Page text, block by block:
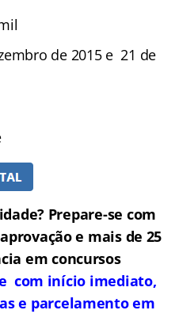
de 2015 e 21 de
Prepare-se com
e mais de 25
em concursos
com início imediato,
e parcelamento em